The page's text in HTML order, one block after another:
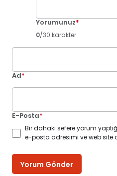
Yorumunuz*
0/30 karakter
Ad*
E-Posta*
Bir dahaki sefere yorum
e-posta adresimi ve web site
Yorum Gönder